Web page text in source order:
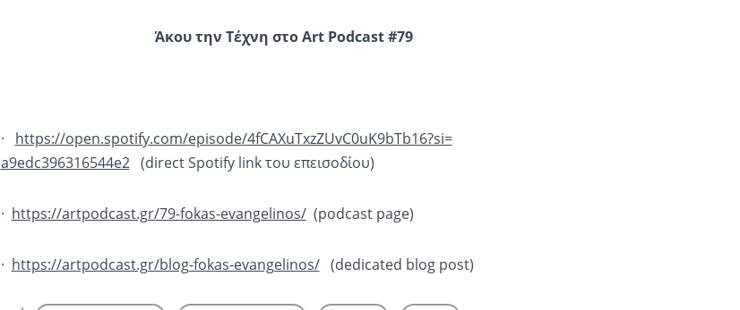
Άκου την Τέχνη στοArt Podcast#79
· https://open.spotify.com/episode/4fCAXuTxzZUvC0uK9bTb16?si=
a9edc396316544e2(direct Spotify link του επεισοδίου)
· https://artpodcast.gr/79-fokas-evangelinos/(podcast page)
· https://artpodcast.gr/blog-fokas-evangelinos/(dedicated blog post)